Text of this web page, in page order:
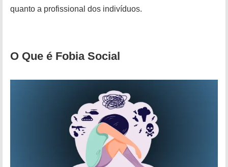
quanto a profissional dos indivíduos.
O Que é Fobia Social